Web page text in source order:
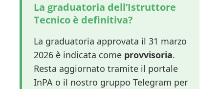
La graduatoria dell’Istruttore
Tecnico è definitiva?
La graduatoria approvata il 31 marzo
2026 è indicata come provvisoria.
Resta aggiornato tramite il portale
InPA o il nostro gruppo Telegram per